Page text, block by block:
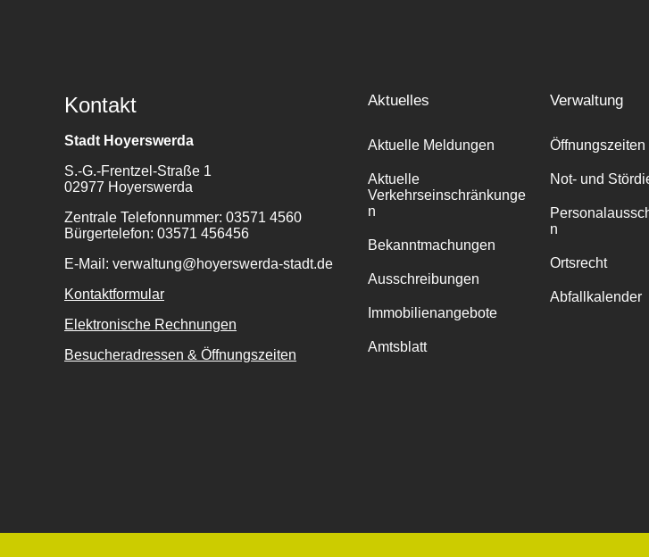
Kontakt
Stadt Hoyerswerda
S.-G.-Frentzel-Straße 1
02977 Hoyerswerda
Zentrale Telefonnummer: 03571 4560
Bürgertelefon: 03571 456456
E-Mail: verwaltung@hoyerswerda-stadt.de
Kontaktformular
Elektronische Rechnungen
Besucheradressen & Öffnungszeiten
Aktuelles
Aktuelle Meldungen
Aktuelle
Verkehrseinschränkunge
n
Bekanntmachungen
Ausschreibungen
Immobilienangebote
Amtsblatt
Verwaltung
Öffnungszeiten
Not- und
n
Ortsrecht
Abfallkalender